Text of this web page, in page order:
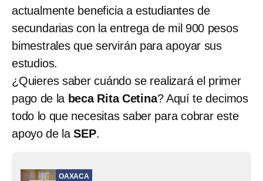
actualmente beneficia a estudiantes de
secundarias con la entrega de mil 900 pesos
bimestrales que servirán para apoyar sus
estudios.
¿Quieres saber cuándo se realizará el primer
pago de la beca Rita Cetina? Aquí te decimos
todo lo que necesitas saber para cobrar este
apoyo de laSEP.
OAXACA